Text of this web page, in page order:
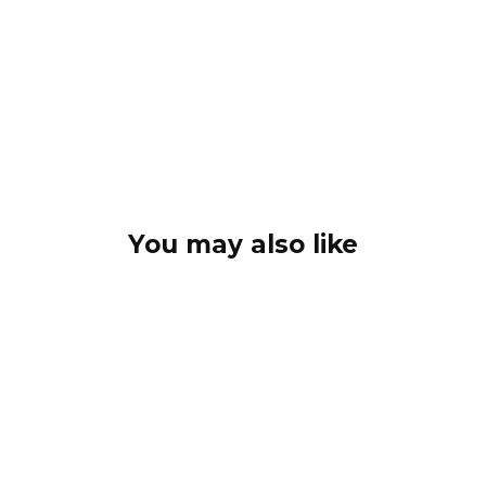
You may also like